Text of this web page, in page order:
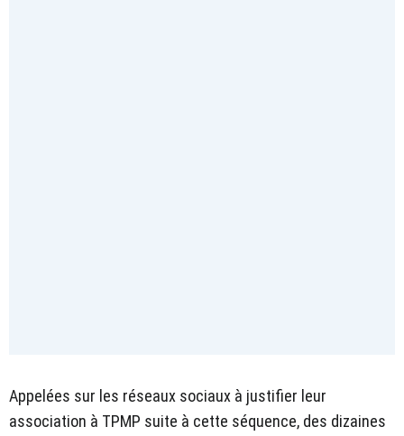
Appelées sur les réseaux sociaux à justifier leur
association à TPMP suite à cette séquence, des dizaines